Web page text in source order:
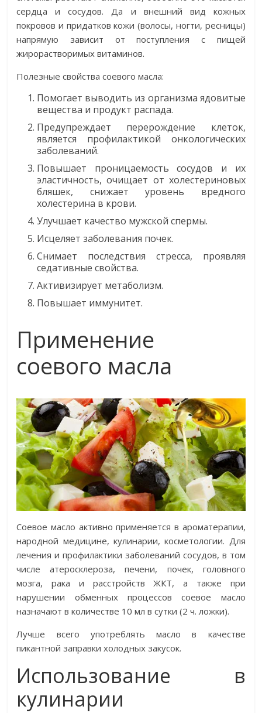
сердца и сосудов. Да и внешний вид кожных
покровов и придатков кожи (волосы, ногти, ресницы)
напрямую зависит от поступления с пищей
жирорастворимых витаминов.
Полезные свойства соевого масла:
Помогает выводить из организма ядовитые
вещества и продукт распада.
Предупреждает перерождение клеток,
является профилактикой онкологических
заболеваний.
Повышает проницаемость сосудов и их
эластичность, очищает от холестериновых
бляшек, снижает уровень вредного
холестерина в крови.
Улучшает качество мужской спермы.
Исцеляет заболевания почек.
Снимает последствия стресса, проявляя
седативные свойства.
Активизирует метаболизм.
Повышает иммунитет.
Применение
соевого масла
Соевое масло активно применяется в ароматерапии,
народной медицине, кулинарии, косметологии. Для
лечения и профилактики заболеваний сосудов, в том
числе атеросклероза, печени, почек, головного
мозга, рака и расстройств ЖКТ, а также при
нарушении обменных процессов соевое масло
назначают в количестве 10 мл в сутки (2 ч. ложки).
Лучше всего употреблять масло в качестве
пикантной заправки холодных закусок.
Использование в
кулинарии